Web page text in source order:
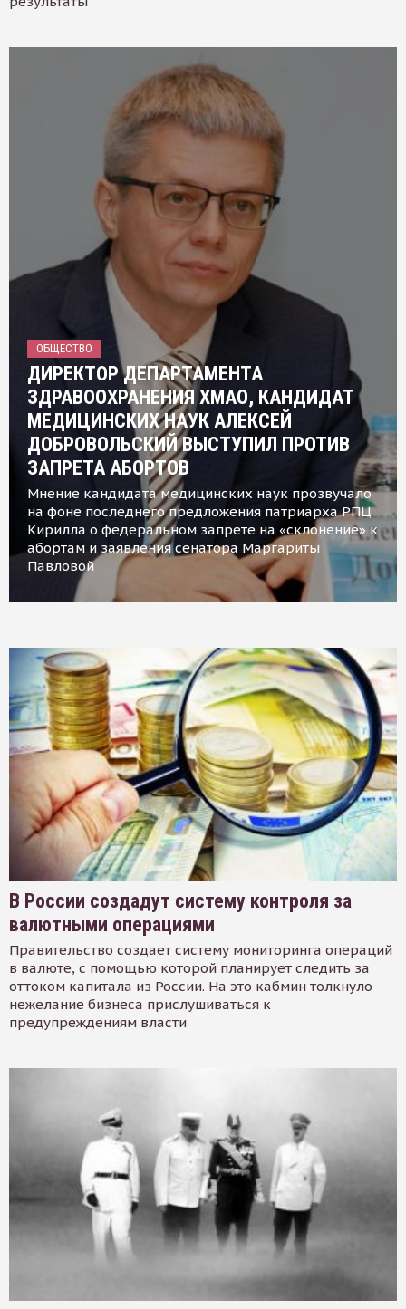
ОБЩЕСТВО
ДИРЕКТОР ДЕПАРТАМЕНТА
ЗДРАВООХРАНЕНИЯ ХМАО, КАНДИДАТ
МЕДИЦИНСКИХ НАУК АЛЕКСЕЙ
ДОБРОВОЛЬСКИЙ ВЫСТУПИЛ ПРОТИВ
ЗАПРЕТА АБОРТОВ
Мнение кандидата медицинских наук прозвучало
на фоне последнего предложения патриарха РПЦ
Кирилла о федеральном запрете на «склонение» к
абортам и заявления сенатора Маргариты
Павловой
В России создадут систему контроля за
валютными операциями
Правительство создает систему мониторинга операций
в валюте, с помощью которой планирует следить за
оттоком капитала из России. На это кабмин толкнуло
нежелание бизнеса прислушиваться к
предупреждениям власти